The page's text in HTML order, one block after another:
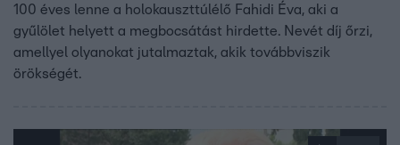
100 éves lenne a holokauszttúlélő Fahidi Éva, aki a
gyűlölet helyett a megbocsátást hirdette. Nevét díj őrzi,
amellyel olyanokat jutalmaztak, akik továbbviszik
örökségét.